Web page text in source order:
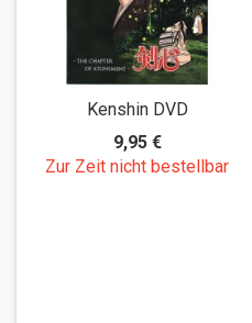
Kenshin DVD
9,95 €
Zur Zeit nicht bestellbar